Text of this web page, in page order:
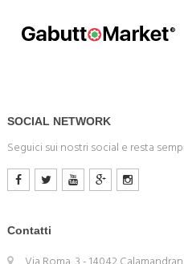
SOCIAL NETWORK
Seguici sui nostri social e resta
Contatti